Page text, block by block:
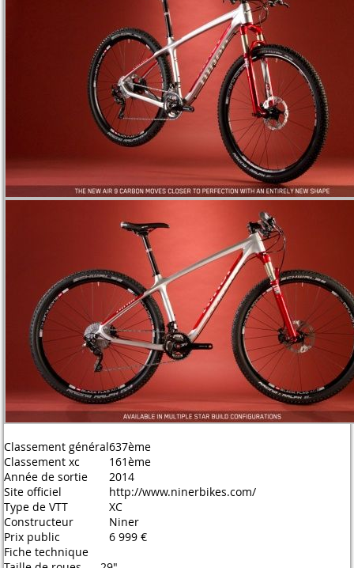
Classement général637ème
Classement xc
161ème
Année de sortie
2014
Site officiel
http://www.ninerbikes.com/
Type de VTT
XC
Constructeur
Niner
Prix public
6 999 €
Fiche technique